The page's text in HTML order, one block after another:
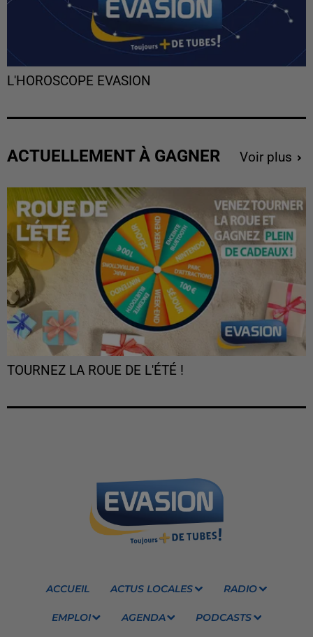
L'HOROSCOPE EVASION
ACTUELLEMENT À GAGNER Voir plus
TOURNEZ LA ROUE DE L'ÉTÉ !
ACCUEIL ACTUS LOCALES RADIO
EMPLOI AGENDA PODCASTS